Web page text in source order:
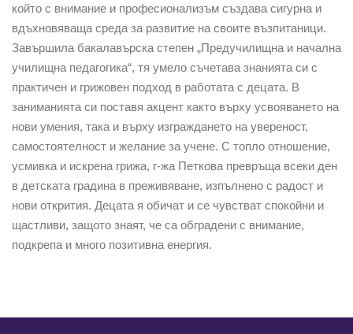
който с внимание и професионализъм създава сигурна и
вдъхновяваща среда за развитие на своите възпитаници.
Завършила бакалавърска степен „Предучилищна и начална
училищна педагогика“, тя умело съчетава знанията си с
практичен и грижовен подход в работата с децата. В
заниманията си поставя акцент както върху усвояването на
нови умения, така и върху изграждането на увереност,
самостоятелност и желание за учене. С топло отношение,
усмивка и искрена грижа, г-жа Петкова превръща всеки ден
в детската градина в преживяване, изпълнено с радост и
нови открития. Децата я обичат и се чувстват спокойни и
щастливи, защото знаят, че са обградени с внимание,
подкрепа и много позитивна енергия.